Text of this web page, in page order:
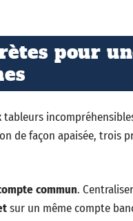
pour
de façon apaisée, trois
commun.
sur un même compte